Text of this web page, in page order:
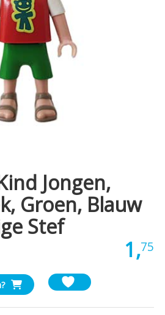
Jongen,
Groen, Blauw
Stef
1,75